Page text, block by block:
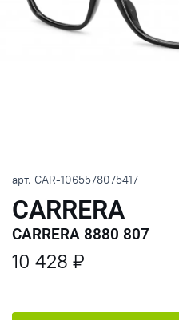
арт. CAR-1065578075417
CARRERA
CARRERA 8880 807
10 428 ₽